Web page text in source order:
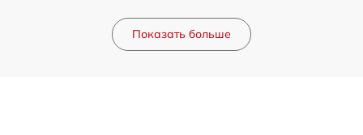
Показать больше